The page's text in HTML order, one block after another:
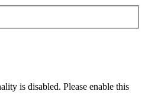
is disabled. Please enable this